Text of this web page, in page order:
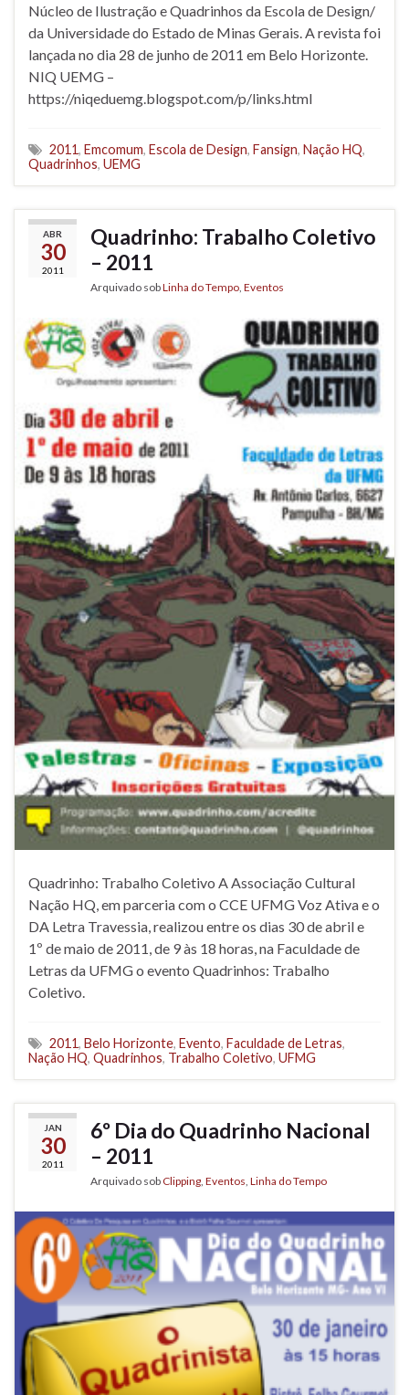
Núcleo de Ilustração e Quadrinhos da Escola de Design/
da Universidade do Estado de Minas Gerais. A revista foi
lançada no dia 28 de junho de 2011 em Belo Horizonte.
NIQ UEMG –
https://niqeduemg.blogspot.com/p/links.html
2011, Emcomum, Escola de Design, Fansign, Nação HQ,
Quadrinhos, UEMG
ABR
30
2011
Quadrinho: Trabalho Coletivo
– 2011
Arquivado sobLinha do Tempo Eventos
Quadrinho: Trabalho Coletivo A Associação Cultural
Nação HQ, em parceria com o CCE UFMG Voz Ativa e o
DA Letra Travessia, realizou entre os dias 30 de abril e
1º de maio de 2011, de 9 às 18 horas, na Faculdade de
Letras da UFMG o evento Quadrinhos: Trabalho
Coletivo.
2011, Belo Horizonte, Evento, Faculdade de Letras,
Nação HQ, Quadrinhos, Trabalho Coletivo, UFMG
JAN
30
2011
6º Dia do Quadrinho Nacional
– 2011
Arquivado sob Clipping Eventos Linha do Tempo